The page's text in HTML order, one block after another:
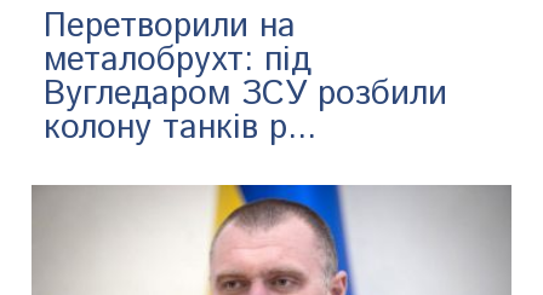
Перетворили на
металобрухт: під
Вугледаром ЗСУ розбили
колону танків р...